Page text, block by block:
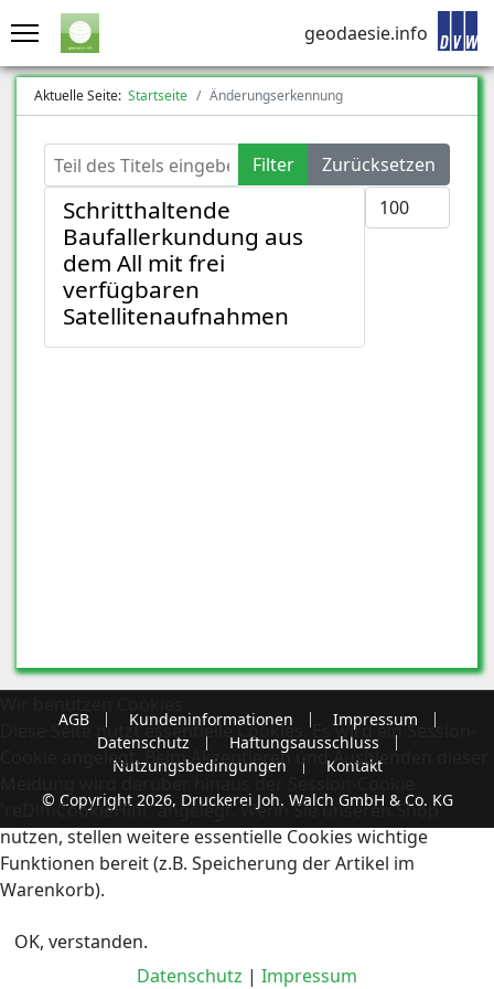
geodaesie.info
Aktuelle Seite: Startseite Änderungserkennung
Teil des Titels eingeben Filter
Zurücksetzen
Anzeige #
Schritthaltende
Baufallerkundung aus
dem All mit frei
verfügbaren
Satellitenaufnahmen
AGB Kundeninformationen
Impressum
Datenschutz
Haftungsausschluss
Nutzungsbedingungen
Kontakt
© Copyright 2026, Druckerei Joh. Walch GmbH & Co. KG
Diese Seite nutzt essentielle Cookies. Es wird ein Session-
Cookie angelegt. Beim Akzeptieren und Ausblenden dieser
Meldung wird darüber hinaus der Session-Cookie
'reDimCookieHint' angelegt. Wenn Sie unseren Shop
nutzen, stellen weitere essentielle Cookies wichtige
Funktionen bereit (z.B. Speicherung der Artikel im
Warenkorb).
OK, verstanden.
Datenschutz | Impressum